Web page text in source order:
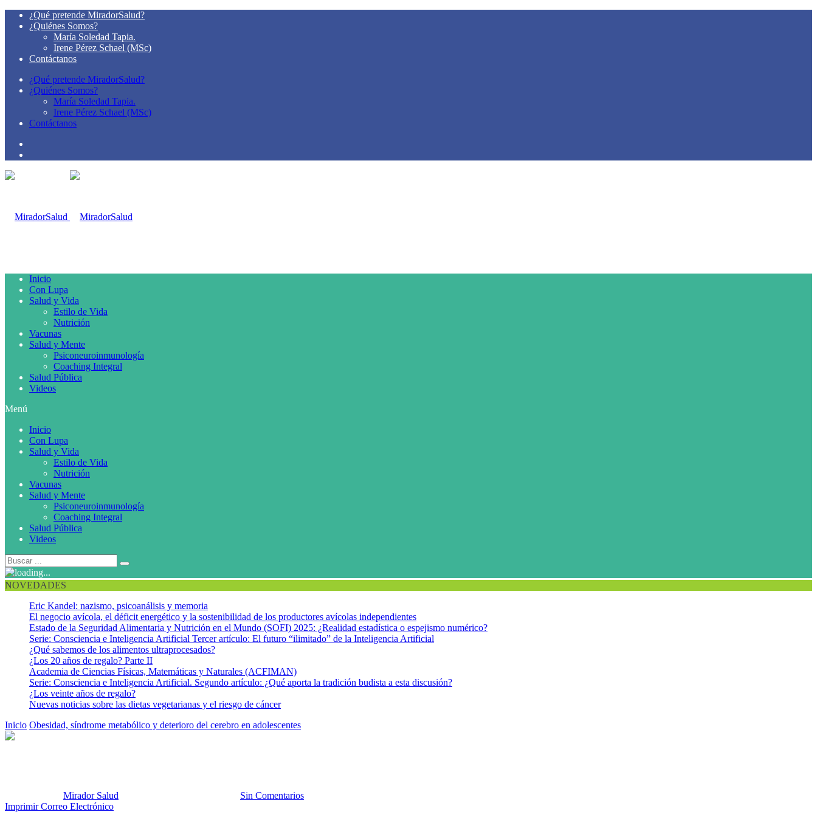
¿Qué pretende MiradorSalud?
¿Quiénes Somos?
María Soledad Tapia.
Irene Pérez Schael (MSc)
Contáctanos
¿Qué pretende MiradorSalud?
¿Quiénes Somos?
María Soledad Tapia.
Irene Pérez Schael (MSc)
Contáctanos
Inicio
Con Lupa
Salud y Vida
Estilo de Vida
Nutrición
Vacunas
Salud y Mente
Psiconeuroinmunología
Coaching Integral
Salud Pública
Videos
Menú
Inicio
Con Lupa
Salud y Vida
Estilo de Vida
Nutrición
Vacunas
Salud y Mente
Psiconeuroinmunología
Coaching Integral
Salud Pública
Videos
NOVEDADES
Eric Kandel: nazismo, psicoanálisis y memoria
El negocio avícola, el déficit energético y la sostenibilidad de los productores avícolas independientes
Estado de la Seguridad Alimentaria y Nutrición en el Mundo (SOFI) 2025: ¿Realidad estadística o espejismo numérico?
Serie: Consciencia e Inteligencia Artificial Tercer artículo: El futuro “ilimitado” de la Inteligencia Artificial
¿Qué sabemos de los alimentos ultraprocesados?
¿Los 20 años de regalo? Parte II
Academia de Ciencias Físicas, Matemáticas y Naturales (ACFIMAN)
Serie: Consciencia e Inteligencia Artificial. Segundo artículo: ¿Qué aporta la tradición budista a esta discusión?
¿Los veinte años de regalo?
Nuevas noticias sobre las dietas vegetarianas y el riesgo de cáncer
Inicio Obesidad, síndrome metabólico y deterioro del cerebro en adolescentes
Mirador Salud
Sin Comentarios
Imprimir Correo Electrónico